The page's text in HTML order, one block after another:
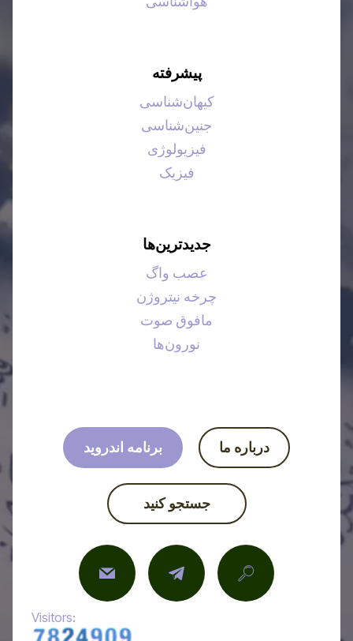
پیشرفته
کیهان‌شناسی
جنین‌شناسی
فیزیولوژی
فیزیک
جدیدترین‌ها
عصب واگ
چرخه نیتروژن
مافوق صوت
نورون‌ها
برنامه اندروید درباره ما
جستجو کنید
Visitors: